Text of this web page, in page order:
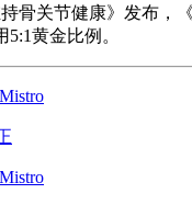
骨关节健康》发布
黄金比例。